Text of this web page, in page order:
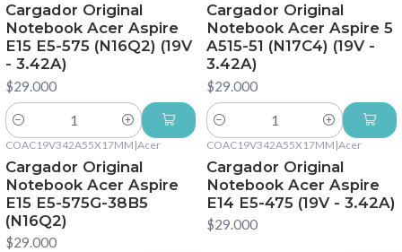
Cargador Original
Notebook Acer Aspire
E15 E5-575 (N16Q2) (19V
- 3.42A)
$29.000
Cantidad
Cargador Original
Notebook Acer Aspire 5
A515-51 (N17C4) (19V -
3.42A)
$29.000
Cantidad
COAC19V342A55X17MM |Acer
Cargador Original
Notebook Acer Aspire
E15 E5-575G-38B5
(N16Q2)
$29.000
COAC19V342A55X17MM |Acer
Cargador Original
Notebook Acer Aspire
E14 E5-475 (19V - 3.42A)
$29.000